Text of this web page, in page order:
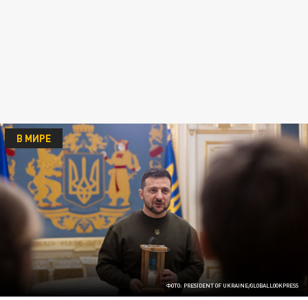
ФОТО: PRESIDENT OF UKRAINE/GLOBALLOOKPRESS
В МИРЕ